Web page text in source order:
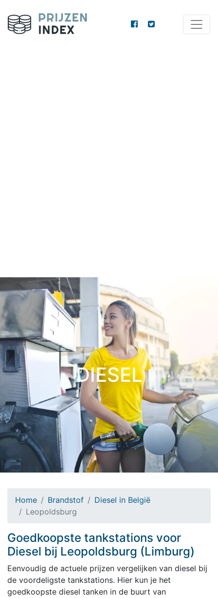
DIESEL
Home Brandstof
Diesel in België
Leopoldsburg
Goedkoopste tankstations voor
Diesel bij Leopoldsburg (Limburg)
Eenvoudig de actuele prijzen vergelijken van diesel bij
de voordeligste tankstations. Hier kun je het
goedkoopste diesel tanken in de buurt van